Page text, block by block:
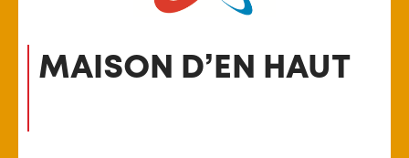
MAISON D’EN HAUT